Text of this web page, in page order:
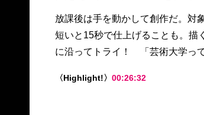
放課後は手を動かして創作だ。対
短いと15秒で仕上げることも。描
に沿ってトライ！ 「芸術大学っ
〈Highlight!〉 00:26:32